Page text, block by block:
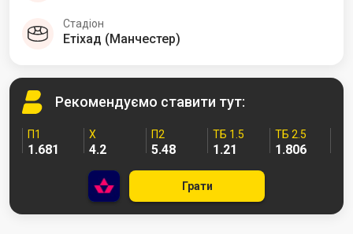
Стадіон
Етіхад (Манчестер)
Рекомендуємо ставити тут:
П1
1.681
Х
4.2
П2
5.48
ТБ 1.5
1.21
ТБ 2.5
1.806
Грати